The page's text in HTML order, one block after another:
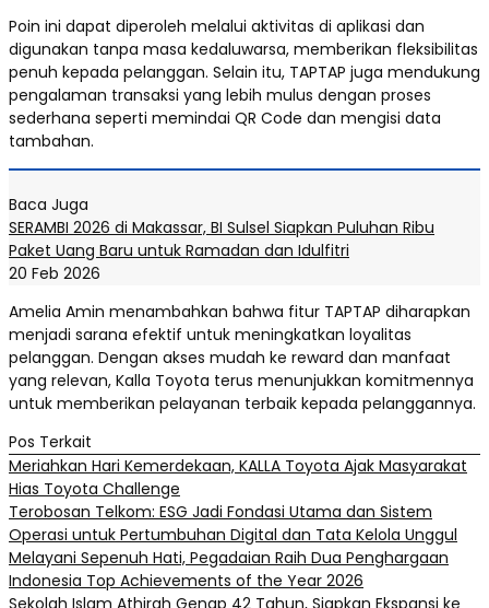
Poin ini dapat diperoleh melalui aktivitas di aplikasi dan
digunakan tanpa masa kedaluwarsa, memberikan fleksibilitas
penuh kepada pelanggan. Selain itu, TAPTAP juga mendukung
pengalaman transaksi yang lebih mulus dengan proses
sederhana seperti memindai QR Code dan mengisi data
tambahan.
Baca Juga
SERAMBI 2026 di Makassar, BI Sulsel Siapkan Puluhan Ribu
Paket Uang Baru untuk Ramadan dan Idulfitri
20 Feb 2026
Amelia Amin menambahkan bahwa fitur TAPTAP diharapkan
menjadi sarana efektif untuk meningkatkan loyalitas
pelanggan. Dengan akses mudah ke reward dan manfaat
yang relevan, Kalla Toyota terus menunjukkan komitmennya
untuk memberikan pelayanan terbaik kepada pelanggannya.
Pos Terkait
Meriahkan Hari Kemerdekaan, KALLA Toyota Ajak Masyarakat
Hias Toyota Challenge
Terobosan Telkom: ESG Jadi Fondasi Utama dan Sistem
Operasi untuk Pertumbuhan Digital dan Tata Kelola Unggul
Melayani Sepenuh Hati, Pegadaian Raih Dua Penghargaan
Indonesia Top Achievements of the Year 2026
Sekolah Islam Athirah Genap 42 Tahun, Siapkan Ekspansi ke